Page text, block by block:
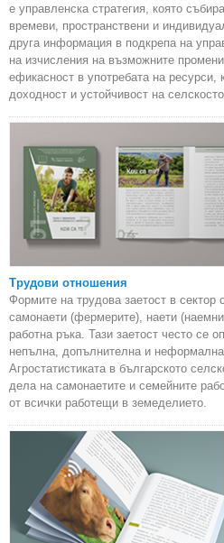
е управленска стратегия, която
времеви, пространствени и
друга информация в подкрепа на
на изчисления на възможните
ефикасност в употребата на ресурси,
доходност и устойчивост на
Трудови отношения
Формите на трудова заетост в сектор
самонаети (фермерите), наети
работна ръка. Тази заетост често се
непълна, допълнителна и
Агростатистиката в българското
дела на самонаетите и семейните
от всички работещи в земеделието.